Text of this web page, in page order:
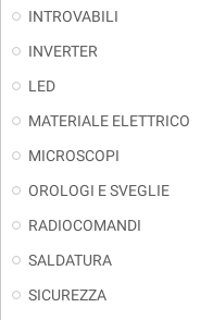
INTROVABILI
INVERTER
LED
MATERIALE ELETTRICO
MICROSCOPI
OROLOGI E SVEGLIE
RADIOCOMANDI
SALDATURA
SICUREZZA